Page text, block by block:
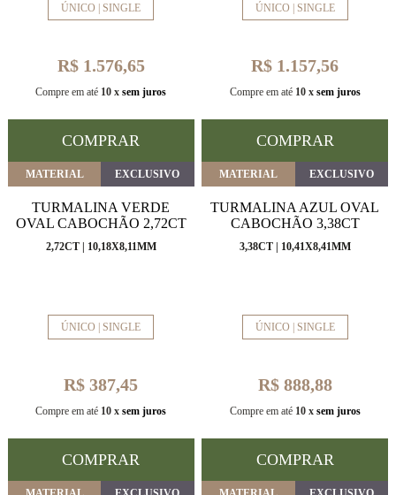
ÚNICO | SINGLE
R$ 1.576,65
Compre em até 10 x sem juros
COMPRAR
ÚNICO | SINGLE
R$ 1.157,56
Compre em até 10 x sem juros
COMPRAR
MATERIAL EXCLUSIVO
TURMALINA VERDE
OVAL CABOCHÃO 2,72CT
2,72CT | 10,18X8,11MM
ÚNICO | SINGLE
R$ 387,45
Compre em até 10 x sem juros
COMPRAR
MATERIAL EXCLUSIVO
TURMALINA AZUL OVAL
CABOCHÃO 3,38CT
3,38CT | 10,41X8,41MM
ÚNICO | SINGLE
R$ 888,88
Compre em até 10 x sem juros
COMPRAR